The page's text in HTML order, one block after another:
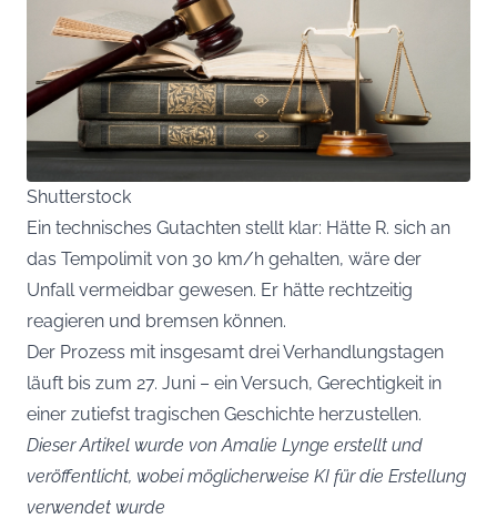
Shutterstock
Ein technisches Gutachten stellt klar: Hätte R. sich an
das Tempolimit von 30 km/h gehalten, wäre der
Unfall vermeidbar gewesen. Er hätte rechtzeitig
reagieren und bremsen können.
Der Prozess mit insgesamt drei Verhandlungstagen
läuft bis zum 27. Juni – ein Versuch, Gerechtigkeit in
einer zutiefst tragischen Geschichte herzustellen.
Dieser Artikel wurde von Amalie Lynge erstellt und
veröffentlicht, wobei möglicherweise KI für die Erstellung
verwendet wurde